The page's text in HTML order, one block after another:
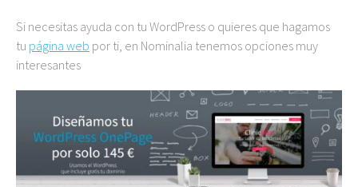
Si necesitas ayuda con tu WordPress o quieres que hagamos
tu página web por ti, en Nominalia tenemos opciones muy
interesantes